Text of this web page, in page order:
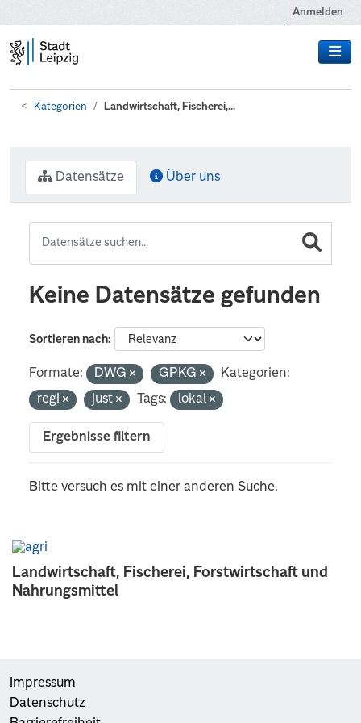
Anmelden
Kategorien Landwirtschaft, Fischerei,...
Landwirtschaft, Fischerei, Forstwirtschaft und
Nahrungsmittel
Datensätze Über uns
Keine Datensätze gefunden
Sortieren nach
Formate: DWG GPKG
Kategorien:
regi
just Tags: lokal
Ergebnisse filtern
Bitte versuch es mit einer anderen Suche.
Impressum
Datenschutz